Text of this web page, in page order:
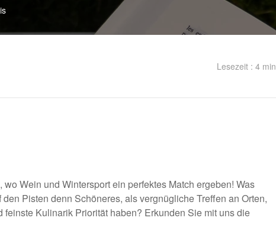
Lesezeit : 4 min
Wein und Wintersport ein perfektes Match ergeben! Was
Pisten denn Schöneres, als vergnügliche Treffen an Orten,
Kulinarik Priorität haben? Erkunden Sie mit uns die